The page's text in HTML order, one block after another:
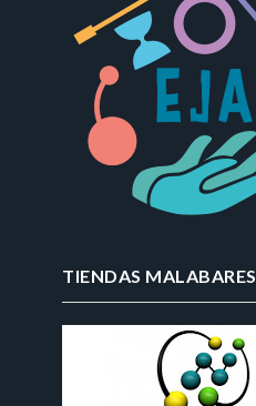
TIENDAS MALABARES